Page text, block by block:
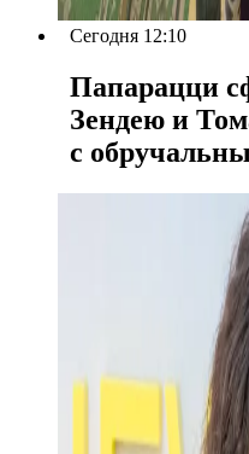
Сегодня 12:10
Папарацци
Зендею и
с